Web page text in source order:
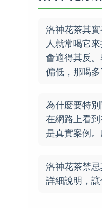
洛神花茶其
人就常喝它
會適得其反
偏低，那喝多
為什麼要特
在網路上看
是真實案例
洛神花茶禁
詳細說明，讓